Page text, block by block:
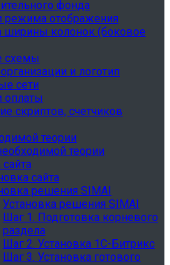
фонда
режима отображения
ширины колонок (боковое
схемы
и логотип
сети
оплаты
скриптов, счетчиков
теории
теории
сайта
решения SIMAI
Установка решения SIMAI
Шаг 1. Подготовка корневого
раздела
Шаг 2. Установка 1С-Битрикс
Шаг 3. Установка готового